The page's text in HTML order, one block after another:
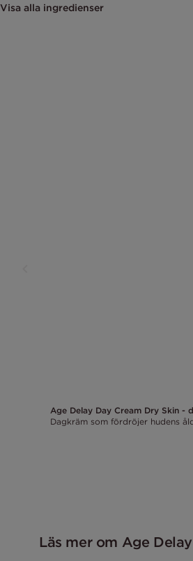
Visa alla ingredienser
Age Delay Day Cream Dry Skin -
Dagkräm som fördröjer hudens
Läs mer om Age Delay